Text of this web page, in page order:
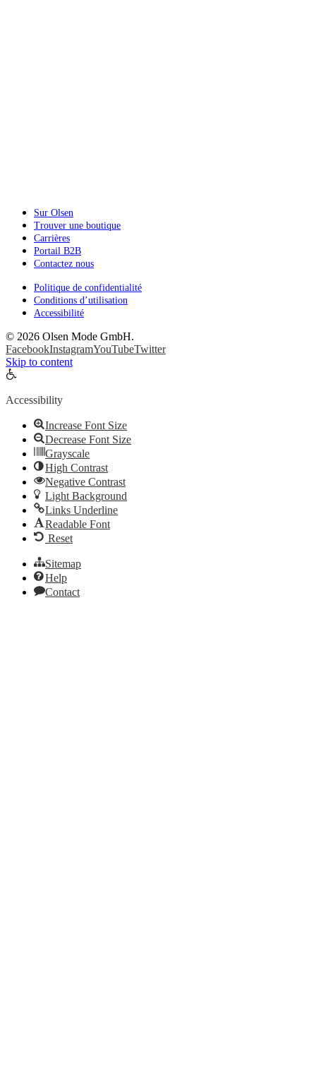
Sur Olsen
Trouver une boutique
Carrières
Portail B2B
Contactez nous
Politique de confidentialité
Conditions d’utilisation
Accessibilité
© 2026 Olsen Mode GmbH.
FacebookInstagramYouTubeTwitter
Skip to content
Open
Accessibility
Increase Font Size
Decrease Font Size
Grayscale
High Contrast
Negative Contrast
Light Background
Links Underline
Readable Font
Reset
Sitemap
Help
Contact